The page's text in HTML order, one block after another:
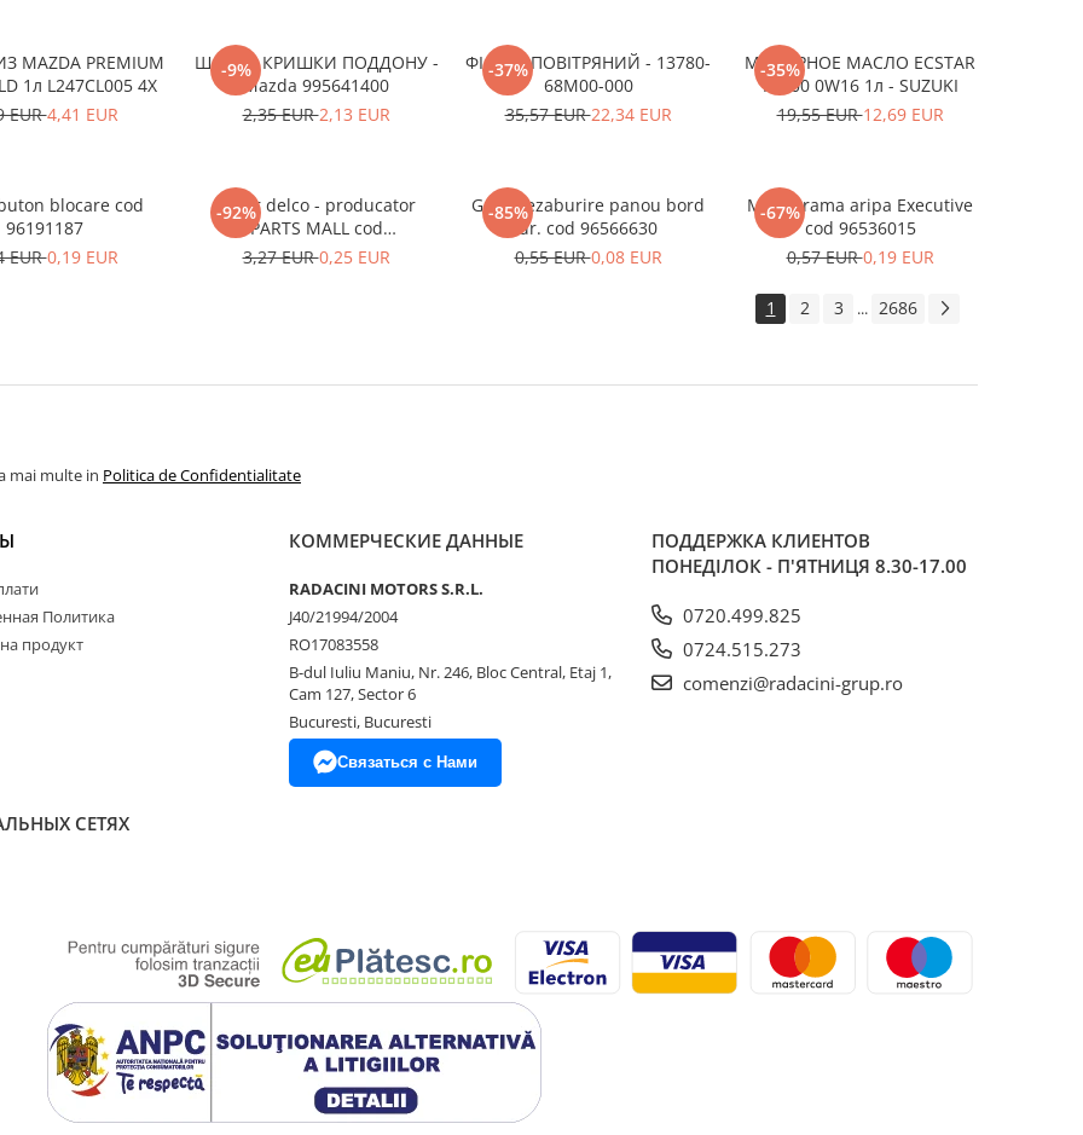
MAZDA PREMIUM
1л L247CL005 4X
EUR4,41 EUR
-9%
ШАЙБА КРИШКИ ПОДДОНУ -
Mazda 995641400
2,35 EUR2,13 EUR
-37%
ФІЛЬТР ПОВІТРЯНИЙ - 13780-
68M00-000
35,57 EUR22,34 EUR
-35%
МОТОРНОЕ МАСЛО ECSTAR
F9000 0W16 1л - SUZUKI
19,55 EUR12,69 EUR
blocare cod
96191187
EUR0,19 EUR
-92%
Rotor delco - producator
PARTS MALL cod
33310A78B00-000
3,27 EUR0,25 EUR
-85%
Grila dezaburire panou bord
dr. cod 96566630
0,55 EUR0,08 EUR
-67%
Monograma aripa Executive
cod 96536015
0,57 EUR0,19 EUR
1 2 3 ... 2686
mai multe in Politica de Confidentialitate
Политика
продукт
КОММЕРЧЕСКИЕ ДАННЫЕ
RADACINI MOTORS S.R.L.
J40/21994/2004
RO17083558
B-dul Iuliu Maniu, Nr. 246, Bloc Central, Etaj 1,
Cam 127, Sector 6
Bucuresti, Bucuresti
Связаться с Нами
ПОДДЕРЖКА КЛИЕНТОВ
ПОНЕДІЛОК - П'ЯТНИЦЯ 8.30-17.00
0720.499.825
0724.515.273
comenzi@radacini-grup.ro
СЕТЯХ